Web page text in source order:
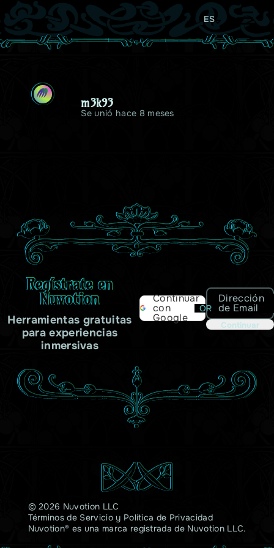
ES
M
m3k93
Se unió hace 8 meses
Regístrate en
Nuvotion
Herramientas gratuitas
para experiencias
inmersivas
Continuar
con
Google
OR
Dirección
de Email
Continuar
© 2026 Nuvotion LLC
Términos de Servicioy Política de Privacidad
Nuvotion® es una marca registrada de Nuvotion LLC.